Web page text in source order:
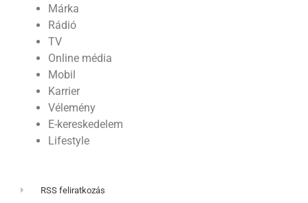
Márka
Rádió
TV
Online média
Mobil
Karrier
Vélemény
E-kereskedelem
Lifestyle
RSS feliratkozás